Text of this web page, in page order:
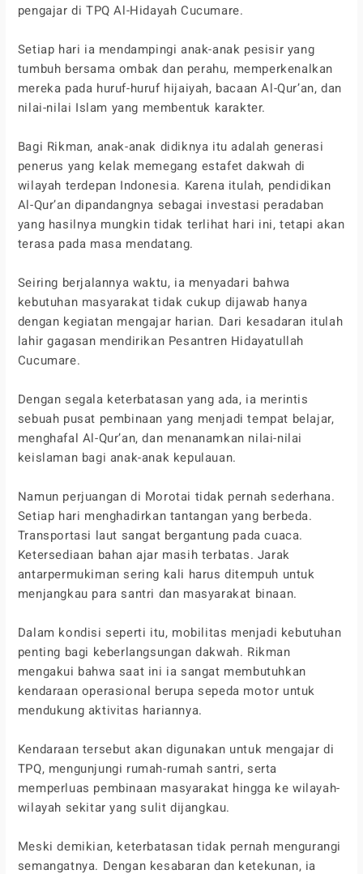
pengajar di TPQ Al-Hidayah Cucumare.
Setiap hari ia mendampingi anak-anak pesisir yang
tumbuh bersama ombak dan perahu, memperkenalkan
mereka pada huruf-huruf hijaiyah, bacaan Al-Qur’an, dan
nilai-nilai Islam yang membentuk karakter.
Bagi Rikman, anak-anak didiknya itu adalah generasi
penerus yang kelak memegang estafet dakwah di
wilayah terdepan Indonesia. Karena itulah, pendidikan
Al-Qur’an dipandangnya sebagai investasi peradaban
yang hasilnya mungkin tidak terlihat hari ini, tetapi akan
terasa pada masa mendatang.
Seiring berjalannya waktu, ia menyadari bahwa
kebutuhan masyarakat tidak cukup dijawab hanya
dengan kegiatan mengajar harian. Dari kesadaran itulah
lahir gagasan mendirikan Pesantren Hidayatullah
Cucumare.
Dengan segala keterbatasan yang ada, ia merintis
sebuah pusat pembinaan yang menjadi tempat belajar,
menghafal Al-Qur’an, dan menanamkan nilai-nilai
keislaman bagi anak-anak kepulauan.
Namun perjuangan di Morotai tidak pernah sederhana.
Setiap hari menghadirkan tantangan yang berbeda.
Transportasi laut sangat bergantung pada cuaca.
Ketersediaan bahan ajar masih terbatas. Jarak
antarpermukiman sering kali harus ditempuh untuk
menjangkau para santri dan masyarakat binaan.
Dalam kondisi seperti itu, mobilitas menjadi kebutuhan
penting bagi keberlangsungan dakwah. Rikman
mengakui bahwa saat ini ia sangat membutuhkan
kendaraan operasional berupa sepeda motor untuk
mendukung aktivitas hariannya.
Kendaraan tersebut akan digunakan untuk mengajar di
TPQ, mengunjungi rumah-rumah santri, serta
memperluas pembinaan masyarakat hingga ke wilayah-
wilayah sekitar yang sulit dijangkau.
Meski demikian, keterbatasan tidak pernah mengurangi
semangatnya. Dengan kesabaran dan ketekunan, ia